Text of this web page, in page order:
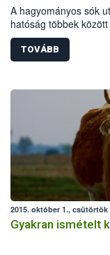
A hagyományos sók
hatóság többek
tartalmú termékeket
paraméterek,
termékből 40-nél
mintegy fél millió
kereskedelmi
TOVÁBB
2015. október 1., csütörtök
Gyakran ismételt